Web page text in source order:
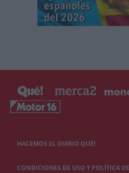
HACEMOS EL DIARIO QUÉ!
CONDICIONES DE USO Y POLÍTICA